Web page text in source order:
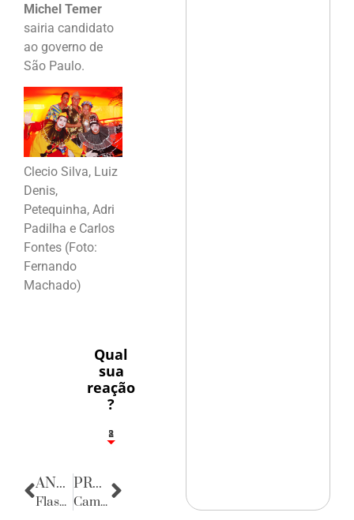
Michel Temer
sairia candidato
ao governo de
São Paulo.
Clecio Silva, Luiz
Denis,
Petequinha, Adri
Padilha e Carlos
Fontes (Foto:
Fernando
Machado)
Qual
sua
reação
?
1
2
8
ANTERIOR
Flashes
PRÓXIMA
Camarote Globeleza II